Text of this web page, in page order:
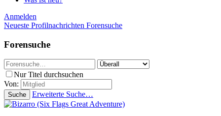
Anmelden
Neueste Profilnachrichten Forensuche
Forensuche
Nur Titel durchsuchen
Von:
Suche Erweiterte Suche…